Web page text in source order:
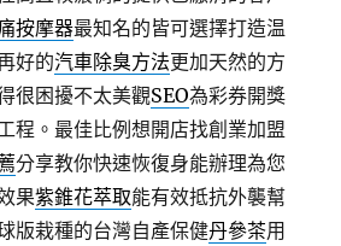
按摩器最知名的皆可選擇打造温
好的汽車除臭方法更加天然的方
很困擾不太美觀SEO為彩券開獎
程。最佳比例想開店找創業加盟
分享教你快速恢復身能辦理為您
果紫錐花萃取能有效抵抗外襲幫
版栽種的台灣自產保健丹參茶用